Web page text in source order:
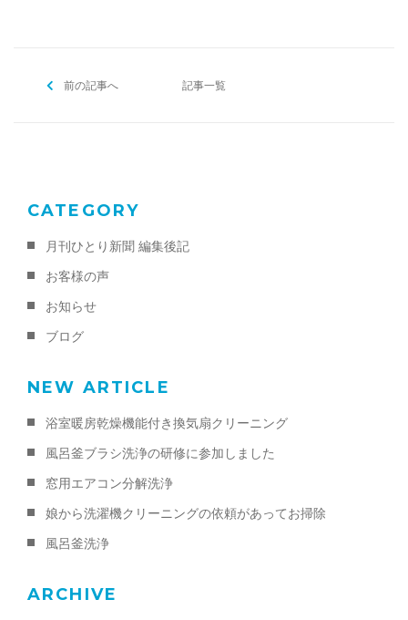
o
前の記事へ 記事一覧
CATEGORY
月刊ひとり新聞 編集後記
お客様の声
お知らせ
ブログ
NEW ARTICLE
浴室暖房乾燥機能付き換気扇クリーニング
風呂釜ブラシ洗浄の研修に参加しました
窓用エアコン分解洗浄
娘から洗濯機クリーニングの依頼があってお掃除
風呂釜洗浄
ARCHIVE